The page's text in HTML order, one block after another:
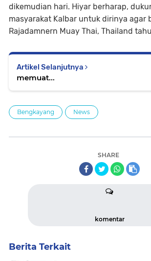
dikemudian hari. Hiyar berharap,
masyarakat Kalbar untuk dirinya agar
Rajadamnern Muay Thai, Thailand
Artikel Selanjutnya
memuat...
Bengkayang News
SHARE
komentar
Berita Terkait